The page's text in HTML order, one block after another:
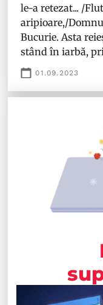
le-a retezat... /
aripioare,/
Bucurie. Asta
stând în iarbă,
01.09.2023